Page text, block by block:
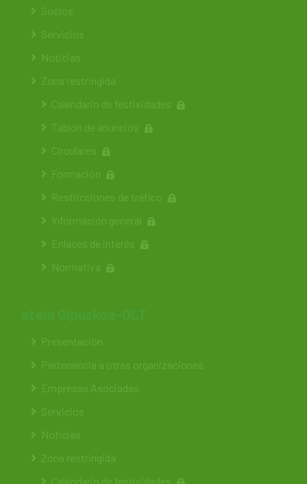
Socios
Servicios
Noticias
Zona restringida
Calendario de festividades
Tablón de anuncios
Circulares
Formación
Restricciones de tráfico
Información general
Enlaces de interés
Normativa
Presentación
Pertenencia a otras organizaciones
Empresas Asociadas
Servicios
Noticias
Zona restringida
Calendario de festividades